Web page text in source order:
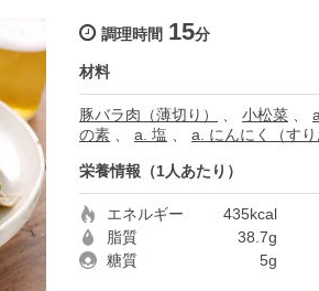
調理時間 15分
材料
豚バラ肉（薄切り） 小松菜
の素
a. 塩 a. にんにく（すり
栄養情報（1人あたり）
エネルギー 435kcal
脂質
38.7g
糖質
5g